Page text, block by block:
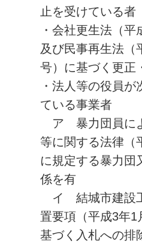
止を受けている者
・会社更生法（平
及び民事再生法（
号）に基づく更正
・法人等の役員
ている事業者
ア 暴力団員に
等に関する法律（
に規定する暴力団
係を有 す
イ 結城市建設
置要項（平成3年1
基づく入札への排